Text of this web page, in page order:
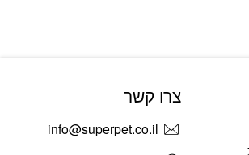
צרו קשר
info@superpet.co.il